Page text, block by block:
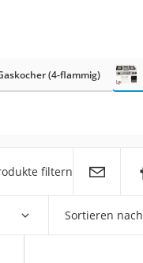
(4-flammig)
filtern
Sortieren nach